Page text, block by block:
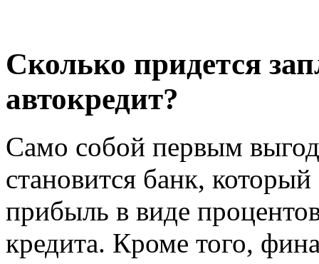
Сколько придется
автокредит?
Само собой первым
становится банк,
прибыль в виде
кредита. Кроме того,